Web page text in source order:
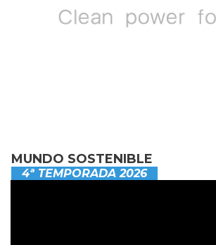
MUNDO SOSTENIBLE
4ª TEMPORADA 2026